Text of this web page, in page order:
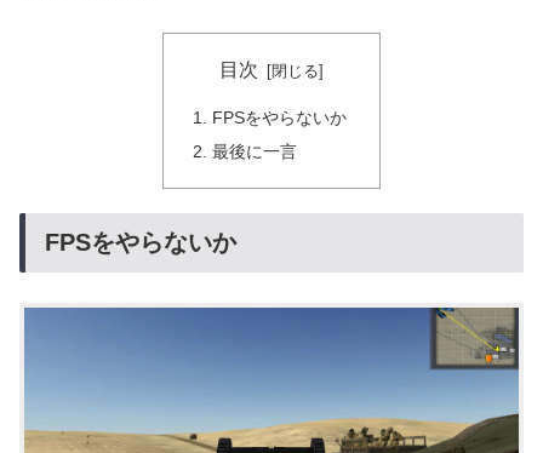
目次
FPSをやらないか
最後に一言
FPSをやらないか